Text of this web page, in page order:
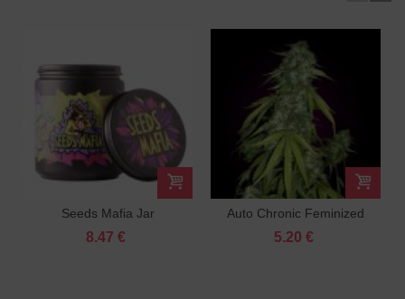
Seeds Mafia Jar
8.47 €
Auto Chronic Feminized
5.20 €